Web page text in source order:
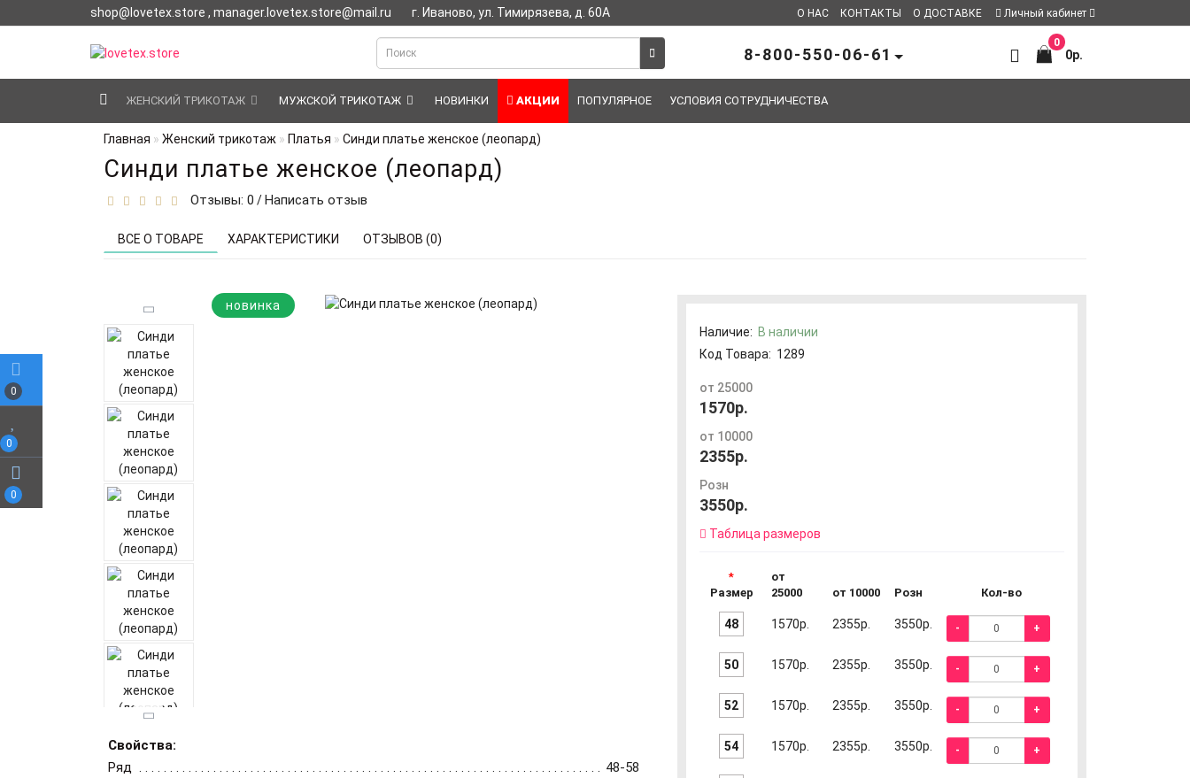
0
0
0
shop@lovetex.store , manager.lovetex.store@mail.ru г. Иваново, ул. Тимирязева, д. 60А О НАС КОНТАКТЫ О ДОСТАВКЕ Личный кабинет
0
0р.
8-800-550-06-61
ЖЕНСКИЙ ТРИКОТАЖ МУЖСКОЙ ТРИКОТАЖ НОВИНКИ АКЦИИ ПОПУЛЯРНОЕ УСЛОВИЯ СОТРУДНИЧЕСТВА
Главная Женский трикотаж Платья Синди платье женское (леопард)
Синди платье женское (леопард)
Отзывы: 0 /Написать отзыв
ВСЕ О ТОВАРЕ ХАРАКТЕРИСТИКИ ОТЗЫВОВ (0)
новинка
Свойства:
Ряд
48-58
Наличие: В наличии
Код Товара: 1289
от 25000
1570р.
от 10000
2355р.
Розн
3550р.
Таблица размеров
Размер
от
25000
от 10000 Розн Кол-во
48 1570р. 2355р. 3550р. - +
50 1570р. 2355р. 3550р. - +
52 1570р. 2355р. 3550р. - +
54 1570р. 2355р. 3550р. - +